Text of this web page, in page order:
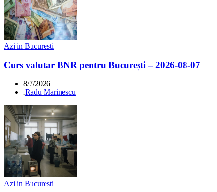
Azi in Bucuresti
Curs valutar BNR pentru București – 2026-08-07
8/7/2026
.Radu Marinescu
Azi in Bucuresti